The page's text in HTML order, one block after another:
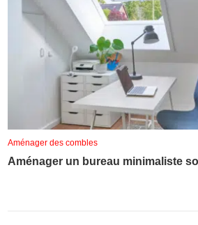
Aménager des combles
Aménager un bureau minimaliste